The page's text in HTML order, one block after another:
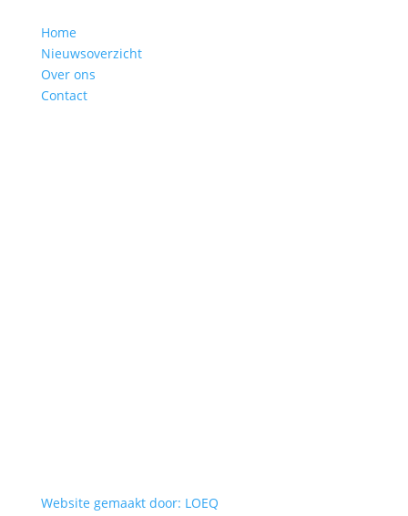
Home
Nieuwsoverzicht
Over ons
Contact
Website gemaakt door: LOEQ